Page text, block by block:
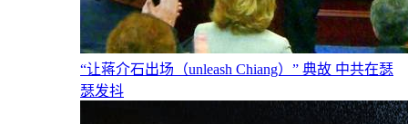
“让蒋介石出场（unleash Chiang）” 典故 中共在瑟
瑟发抖